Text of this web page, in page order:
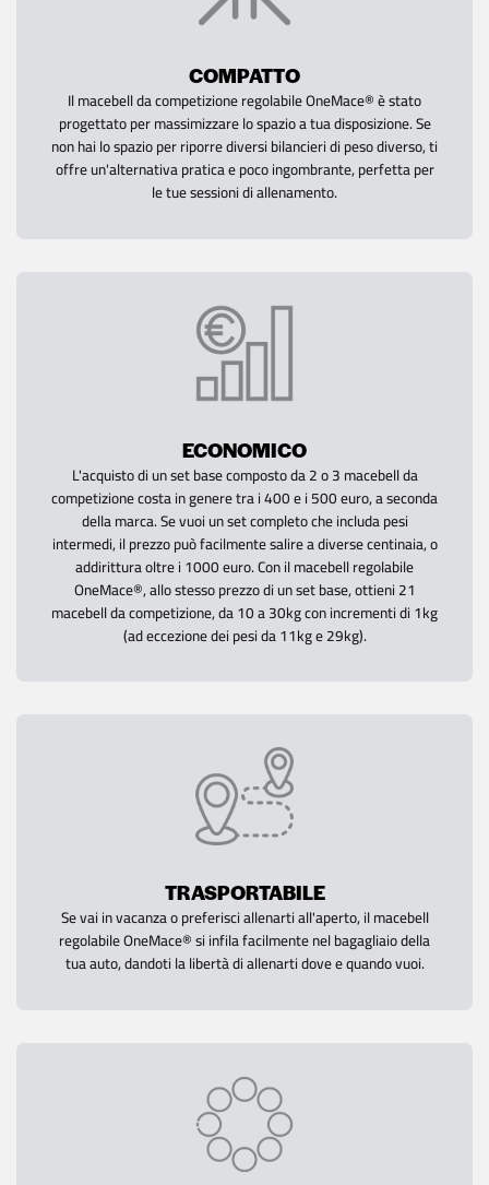
COMPATTO
Il macebell da competizione regolabile OneMace® è stato
progettato per massimizzare lo spazio a tua disposizione. Se
non hai lo spazio per riporre diversi bilancieri di peso diverso, ti
offre un'alternativa pratica e poco ingombrante, perfetta per
le tue sessioni di allenamento.
ECONOMICO
L'acquisto di un set base composto da 2 o 3 macebell da
competizione costa in genere tra i 400 e i 500 euro, a seconda
della marca. Se vuoi un set completo che includa pesi
intermedi, il prezzo può facilmente salire a diverse centinaia, o
addirittura oltre i 1000 euro. Con il macebell regolabile
OneMace®, allo stesso prezzo di un set base, ottieni 21
macebell da competizione, da 10 a 30kg con incrementi di 1kg
(ad eccezione dei pesi da 11kg e 29kg).
TRASPORTABILE
Se vai in vacanza o preferisci allenarti all'aperto, il macebell
regolabile OneMace® si infila facilmente nel bagagliaio della
tua auto, dandoti la libertà di allenarti dove e quando vuoi.